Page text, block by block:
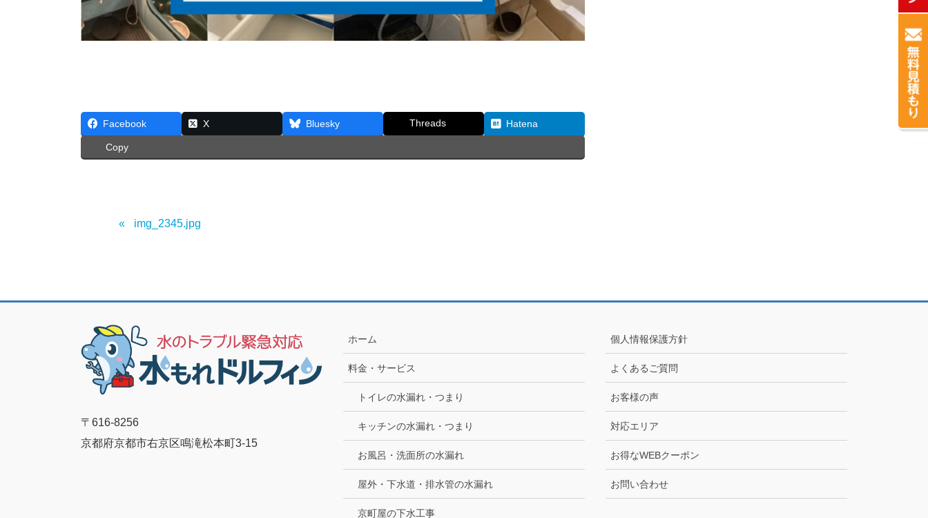
Facebook X Bluesky Threads Hatena
Copy
img_2345.jpg
〒616-8256
京都府京都市右京区鳴滝松本町3-15
ホーム
料金・サービス
トイレの水漏れ・つまり
キッチンの水漏れ・つまり
お風呂・洗面所の水漏れ
屋外・下水道・排水管の水漏れ
京町屋の下水工事
個人情報保護方針
よくあるご質問
お客様の声
対応エリア
お得なWEBクーポン
お問い合わせ